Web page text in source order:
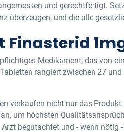
und gerechtfertigt.
überzeugen, und die alle
Finasterid
Medikament, das von
rangiert zwischen 27
verkaufen nicht nur das
um höchsten
begutachtet und - wenn nötig